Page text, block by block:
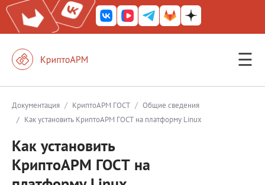
☰
КриптоАРМ
КриптоАРМ Server
КриптоАРМ Mobile
Документация / КриптоАРМ ГОСТ / Общие сведения
/ Как установить КриптоАРМ ГОСТ на платформу Linux
Как установить
КриптоАРМ ГОСТ на